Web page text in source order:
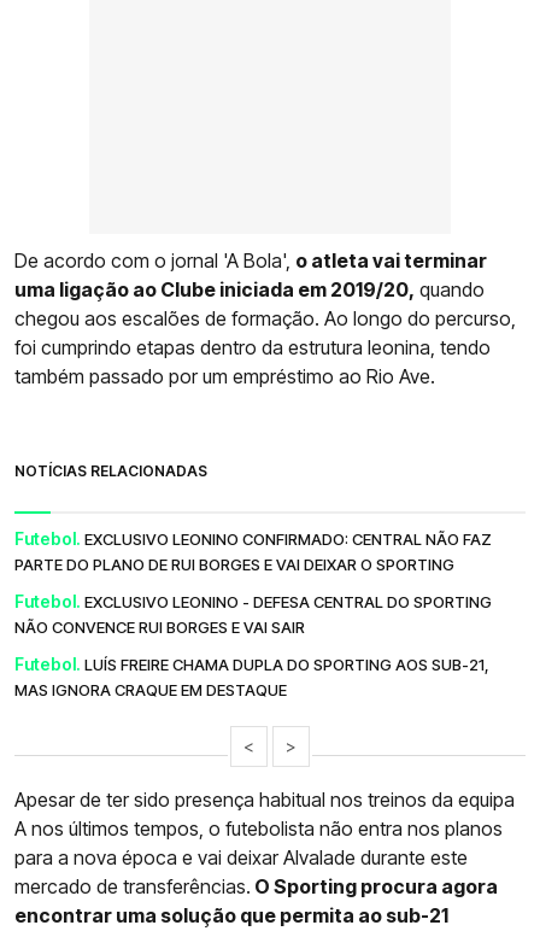
De acordo com o jornal 'A Bola', o atleta vai terminar
uma ligação ao Clube iniciada em 2019/20, quando
chegou aos escalões de formação. Ao longo do percurso,
foi cumprindo etapas dentro da estrutura leonina, tendo
também passado por um empréstimo ao Rio Ave.
NOTÍCIAS RELACIONADAS
Futebol. EXCLUSIVO LEONINO CONFIRMADO: CENTRAL NÃO FAZ
PARTE DO PLANO DE RUI BORGES E VAI DEIXAR O SPORTING
Futebol. EXCLUSIVO LEONINO - DEFESA CENTRAL DO SPORTING
NÃO CONVENCE RUI BORGES E VAI SAIR
Futebol. LUÍS FREIRE CHAMA DUPLA DO SPORTING AOS SUB-21,
MAS IGNORA CRAQUE EM DESTAQUE
< >
Apesar de ter sido presença habitual nos treinos da equipa
A nos últimos tempos, o futebolista não entra nos planos
para a nova época e vai deixar Alvalade durante este
mercado de transferências. O Sporting procura agora
encontrar uma solução que permita ao sub-21